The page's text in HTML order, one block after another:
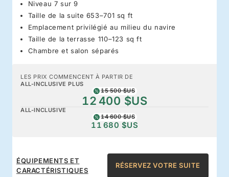
Niveau 7 sur 9
Taille de la suite 653–701 sq ft
Emplacement privilégié au milieu du navire
Taille de la terrasse 110–123 sq ft
Chambre et salon séparés
LES PRIX COMMENCENT À PARTIR DE
ALL-INCLUSIVE PLUS
15 500 $US
12 400 $US
ALL-INCLUSIVE
14 600 $US
11 680 $US
ÉQUIPEMENTS ET
CARACTÉRISTIQUES
RÉSERVEZ VOTRE SUITE